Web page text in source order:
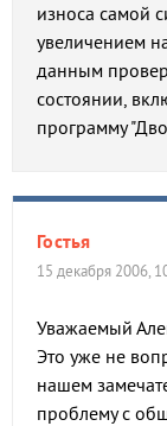
износа самой
увеличением
данным
состоянии,
программу
Гостья
15 декабря 2006,
Уважаемый
Это уже не
нашем
проблему с